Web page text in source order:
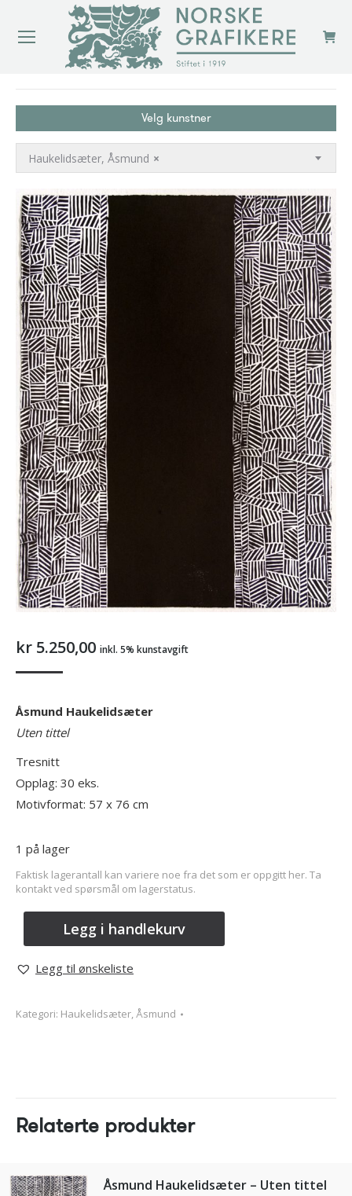
Velg kunstner
×
Haukelidsæter, Åsmund
kr 5.250,00 inkl. 5% kunstavgift
Åsmund Haukelidsæter
Uten tittel
Tresnitt
Opplag: 30 eks.
Motivformat: 57 x 76 cm
1 på lager
Faktisk lagerantall kan variere noe fra det som er oppgitt her. Ta
kontakt ved spørsmål om lagerstatus.
Legg i handlekurv
Legg til ønskeliste
Kategori: Haukelidsæter, Åsmund
Relaterte produkter
Åsmund Haukelidsæter – Uten tittel